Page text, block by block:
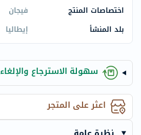
اختصاصات المنتج
فيجان
بلد المنشأ
إيطاليا
سهولة الاسترجاع والإلغاء
اعثر على المتجر